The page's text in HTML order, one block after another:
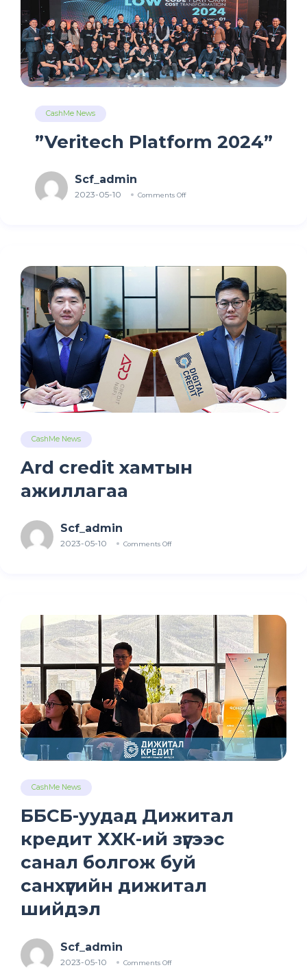
CashMe News
”Veritech Platform 2024”
Scf_admin
2023-05-10 Comments Off
CashMe News
Ard credit хамтын
ажиллагаа
Scf_admin
2023-05-10 Comments Off
CashMe News
ББСБ-уудад Дижитал
кредит ХХК-ий зүгээс
санал болгож буй
санхүүгийн дижитал
шийдэл
Scf_admin
2023-05-10 Comments Off